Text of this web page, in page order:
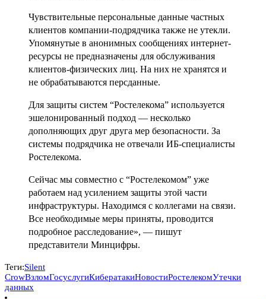
Чувствительные персональные данные частных
клиентов компании-подрядчика также не утекли.
Упомянутые в анонимных сообщениях интернет-
ресурсы не предназначены для обслуживания
клиентов-физических лиц. На них не хранятся и
не обрабатываются персданные.
Для защиты систем “Ростелекома” используется
эшелонированный подход — несколько
дополняющих друг друга мер безопасности. За
системы подрядчика не отвечали ИБ-специалисты
Ростелекома.
Сейчас мы совместно с “Ростелекомом” уже
работаем над усилением защиты этой части
инфраструктуры. Находимся с коллегами на связи.
Все необходимые меры приняты, проводится
подробное расследование», — пишут
представители Минцифры.
Теги:Silent
CrowВзломГосуслугиКибератакиНовостиРостелекомУтечки
данных